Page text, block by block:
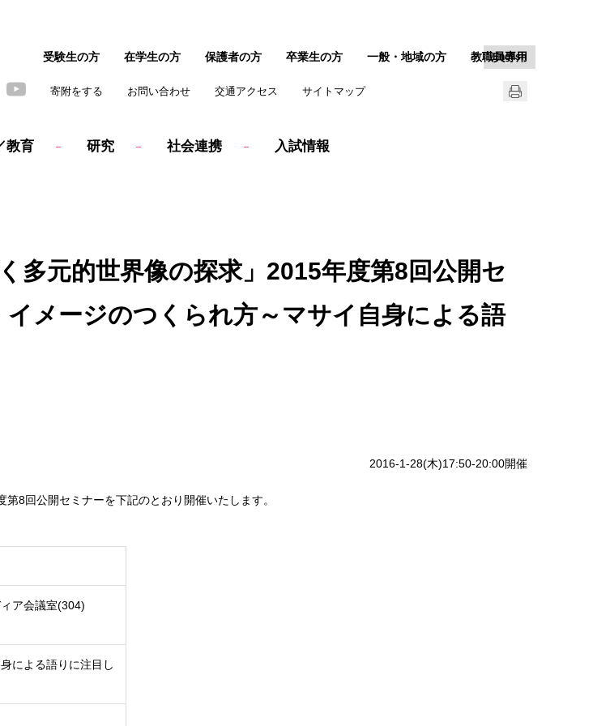
教育 研究 社会連携 入試情報
寄附をする お問い合わせ 交通アクセス サイトマップ
English
受験生の方 在学生の方 保護者の方 卒業生の方 一般・地域の方 教職員専用
多元的世界像の探求」2015年度第8回公開セ
メージのつくられ方～マサイ自身による語
2016-1-28(木)17:50-20:00開催
8回公開セミナーを下記のとおり開催いたします。
ア会議室(304)
による語りに注目し